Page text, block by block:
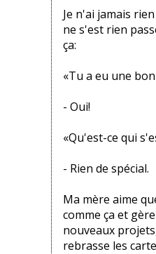
Je n'ai jamais
ne s'est rien
ça:
«Tu a eu une
- Oui!
«Qu'est-ce qui
- Rien de spécial.
Ma mère aime
comme ça et
nouveaux
rebrasse les